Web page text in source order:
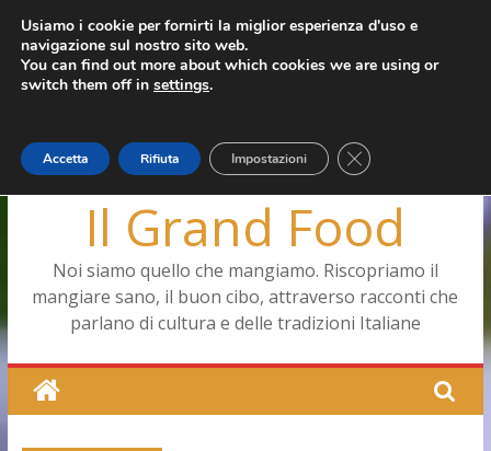
Salta
contenuto
giovedì, Agosto 6, 2026
Ultimo: Pizza a Corte
Menopausa, una forma smagliante senza età
Capodimonte, ritorna la tavola di corte
Il Grand Food
Noi siamo quello che mangiamo. Riscopriamo il
mangiare sano, il buon cibo, attraverso racconti che
parlano di cultura e delle tradizioni Italiane
Usiamo i cookie per fornirti la miglior esperienza d'uso e
navigazione sul nostro sito web.
You can find out more about which cookies we are using or
switch them off in settings.
Accetta Rifiuta Impostazioni Close GDPR